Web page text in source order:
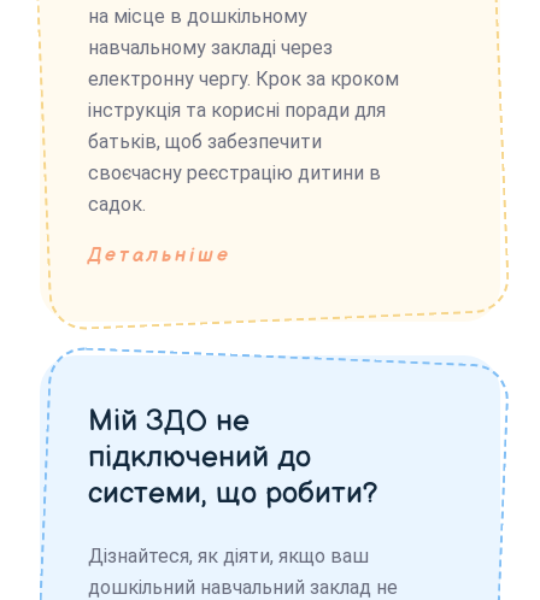
на місце в дошкільному
навчальному закладі через
електронну чергу. Крок за кроком
інструкція та корисні поради для
батьків, щоб забезпечити
своєчасну реєстрацію дитини в
садок.
Детальніше
Мій ЗДО не
підключений до
системи, що робити?
Дізнайтеся, як діяти, якщо ваш
дошкільний навчальний заклад не